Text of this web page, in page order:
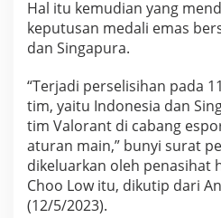
d
o
e
i
a
d
a
n
S
i
Hal itu kemudian yang
keputusan medali emas
dan Singapura.
“Terjadi perselisihan pada
tim, yaitu Indonesia dan
tim Valorant di cabang
aturan main,” bunyi surat
dikeluarkan oleh penasihat
Choo Low itu, dikutip dari
(12/5/2023).